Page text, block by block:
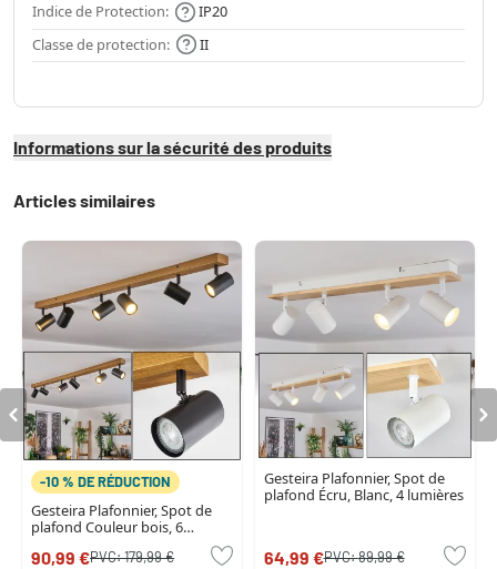
Indice de Protection:
IP20
Classe de protection:
II
Informations sur la sécurité des produits
Articles similaires
-10 % DE RÉDUCTION
Gesteira Plafonnier, Spot de
plafond Couleur bois, 6
90,99 €PVC:179,99 €
Gesteira Plafonnier, Spot de
plafond Écru, Blanc, 4 lumières
64,99 €PVC:89,99 €